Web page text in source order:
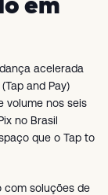
acelerada
and Pay)
volume nos seis
no Brasil
que o Tap to
com soluções de